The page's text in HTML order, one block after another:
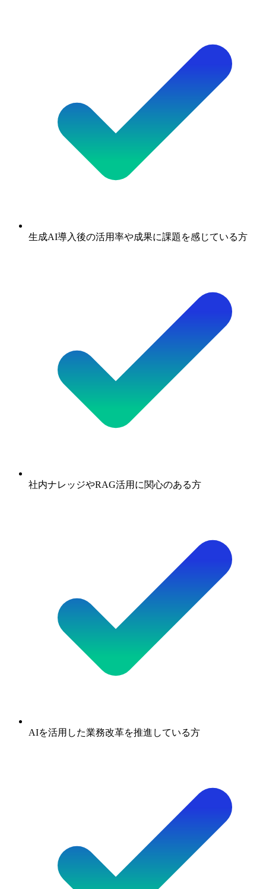
生成AI導入後の活用率や成果に課題を感じている方
社内ナレッジやRAG活用に関心のある方
AIを活用した業務改革を推進している方